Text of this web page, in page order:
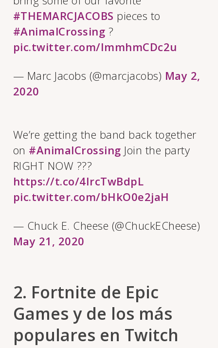
#THEMARCJACOBS pieces to
#AnimalCrossing ?
pic.twitter.com/ImmhmCDc2u
— Marc Jacobs (@marcjacobs) May 2,
2020
We’re getting the band back together
on #AnimalCrossing Join the party
RIGHT NOW ??️?
https://t.co/4IrcTwBdpL
pic.twitter.com/bHkO0e2jaH
— Chuck E. Cheese (@ChuckECheese)
May 21, 2020
2. Fortnite de Epic
Games y de los más
populares en Twitch